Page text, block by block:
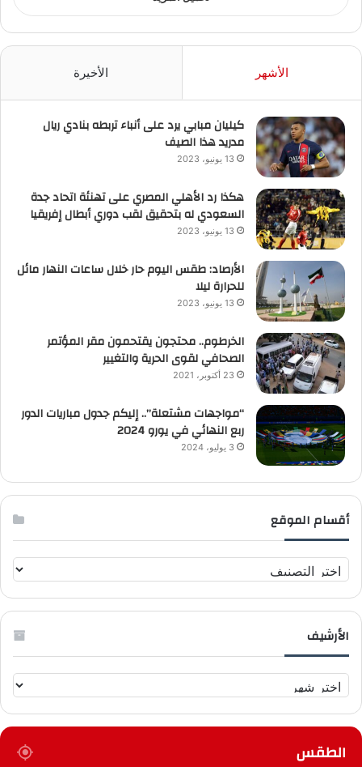
الأشهر الأخيرة
كيليان مبابي يرد على أنباء تربطه بنادي ريال
مدريد هذا الصيف
13 يونيو، 2023
هكذا رد الأهلي المصري على تهنئة اتحاد جدة
السعودي له بتحقيق لقب دوري أبطال إفريقيا
13 يونيو، 2023
الأرصاد: طقس اليوم حار خلال ساعات النهار مائل
للحرارة ليلا
13 يونيو، 2023
الخرطوم.. محتجون يقتحمون مقر المؤتمر
الصحافي لقوى الحرية والتغيير
23 أكتوبر، 2021
“مواجهات مشتعلة”.. إليكم جدول مباريات الدور
ربع النهائي في يورو 2024
3 يوليو، 2024
أقسام الموقع
ق
س
م
و
ق
الأرشيف
ل
أ
ش
الطقس